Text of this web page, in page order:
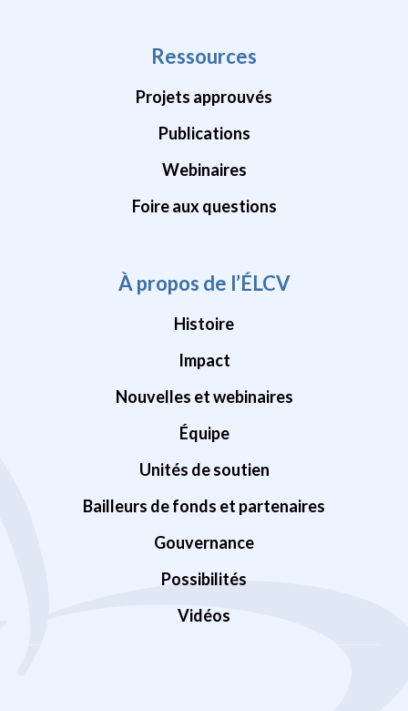
Ressources
Projets approuvés
Publications
Webinaires
Foire aux questions
À propos de l’ÉLCV
Histoire
Impact
Nouvelles et webinaires
Équipe
Unités de soutien
Bailleurs de fonds et partenaires
Gouvernance
Possibilités
Vidéos